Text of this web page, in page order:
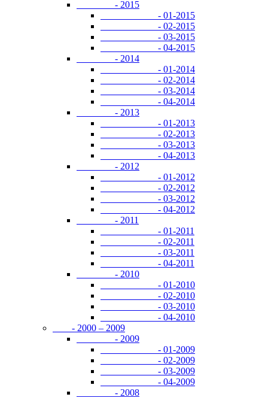
- 2015
- 01-2015
- 02-2015
- 03-2015
- 04-2015
- 2014
- 01-2014
- 02-2014
- 03-2014
- 04-2014
- 2013
- 01-2013
- 02-2013
- 03-2013
- 04-2013
- 2012
- 01-2012
- 02-2012
- 03-2012
- 04-2012
- 2011
- 01-2011
- 02-2011
- 03-2011
- 04-2011
- 2010
- 01-2010
- 02-2010
- 03-2010
- 04-2010
- 2000 – 2009
- 2009
- 01-2009
- 02-2009
- 03-2009
- 04-2009
- 2008